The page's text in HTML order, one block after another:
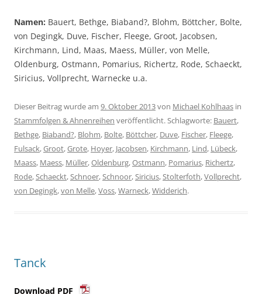
Namen: Bauert, Bethge, Biaband?, Blohm, Böttcher, Bolte,
von Degingk, Duve, Fischer, Fleege, Groot, Jacobsen,
Kirchmann, Lind, Maas, Maess, Müller, von Melle,
Oldenburg, Ostmann, Pomarius, Richertz, Rode, Schaeckt,
Siricius, Vollprecht, Warnecke u.a.
Dieser Beitrag wurde am 9. Oktober 2013von Michael Kohlhaas in
Stammfolgen & Ahnenreihen veröffentlicht. Schlagworte: Bauert,
Bethge, Biaband?, Blohm, Bolte, Böttcher, Duve, Fischer, Fleege,
Fulsack,Groot,Grote, Hoyer, Jacobsen, Kirchmann, Lind, Lübeck,
Maass, Maess, Müller,Oldenburg,Ostmann, Pomarius, Richertz,
Rode,Schaeckt,Schnoer,Schnoor,Siricius,Stolterfoth,Vollprecht,
von Degingk,von Melle,Voss,Warneck,Widderich.
Tanck
Download PDF